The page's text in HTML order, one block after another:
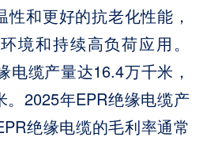
性和更好的抗老化性能，
境和持续高负荷应用。
电缆产量达16.4万千米，
2025年EPR绝缘电缆产
绝缘电缆的毛利率通常